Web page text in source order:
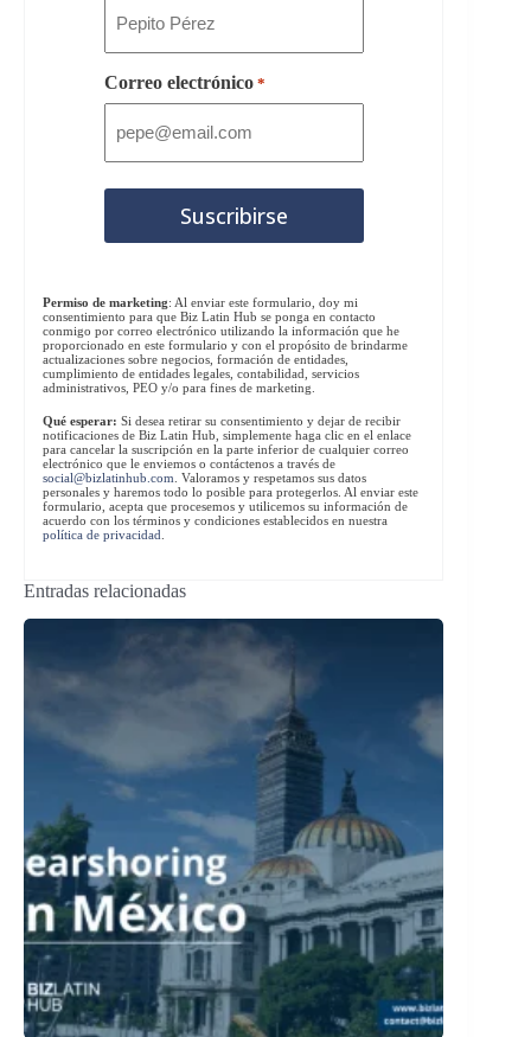
Correo electrónico *
Permiso de marketing: Al enviar este formulario, doy mi
consentimiento para que Biz Latin Hub se ponga en contacto
conmigo por correo electrónico utilizando la información que he
proporcionado en este formulario y con el propósito de brindarme
actualizaciones sobre negocios, formación de entidades,
cumplimiento de entidades legales, contabilidad, servicios
administrativos, PEO y/o para fines de marketing.
Qué esperar: Si desea retirar su consentimiento y dejar de recibir
notificaciones de Biz Latin Hub, simplemente haga clic en el enlace
para cancelar la suscripción en la parte inferior de cualquier correo
electrónico que le enviemos o contáctenos a través de
social@bizlatinhub.com . Valoramos y respetamos sus datos
personales y haremos todo lo posible para protegerlos. Al enviar este
formulario, acepta que procesemos y utilicemos su información de
acuerdo con los términos y condiciones establecidos en nuestra
política de privacidad
Entradas relacionadas